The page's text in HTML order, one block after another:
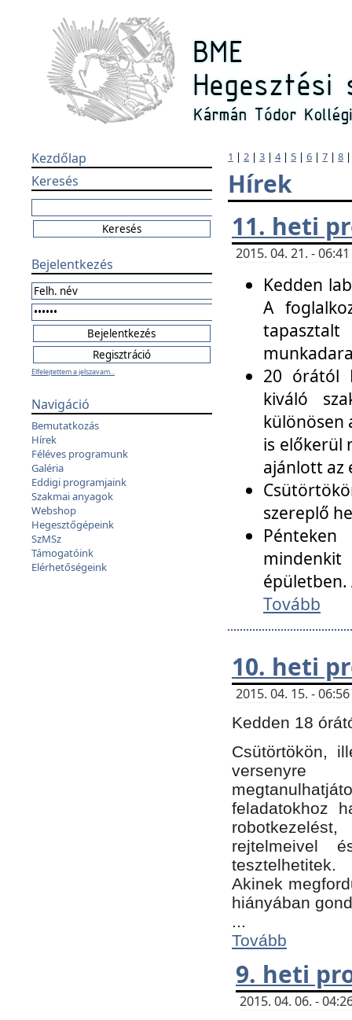
Kezdőlap
Keresés
Bejelentkezés
Elfelejtettem a jelszavam...
Navigáció
Bemutatkozás
Hírek
Féléves programunk
Galéria
Eddigi programjaink
Szakmai anyagok
Webshop
Hegesztőgépeink
SzMSz
Támogatóink
Elérhetőségeink
1 | 2 | 3 | 4| 5 | 6 | 7 | 8
Hírek
11. heti
2015. 04. 21. -
Kedden
A
20 órától
kiváló
különösen
is előkerül
ajánlott az
szereplő
épületben.
Tovább
10. heti
2015. 04. 15. -
Kedden 18
Csütörtökön,
versenyre
feladatokhoz
rejtelmeivel
tesztelhetitek.
Akinek
hiányában
...
Tovább
9. heti
2015. 04. 06. -